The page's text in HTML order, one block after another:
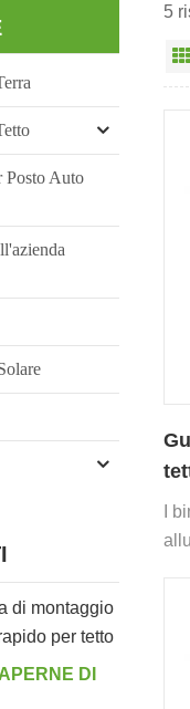
5
I
Posto Auto
di montaggio
per tetto
con bullone
DI